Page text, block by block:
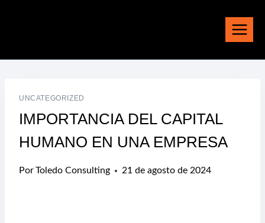
UNCATEGORIZED
IMPORTANCIA DEL CAPITAL
HUMANO EN UNA EMPRESA
PorToledo Consulting 21 de agosto de 2024